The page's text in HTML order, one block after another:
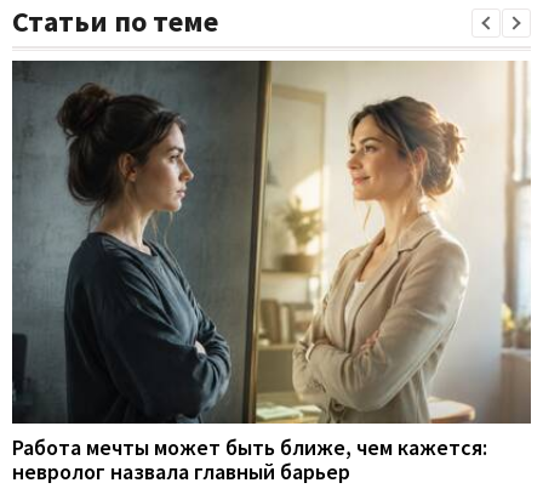
Статьи по теме
Работа мечты может быть ближе, чем кажется:
невролог назвала главный барьер